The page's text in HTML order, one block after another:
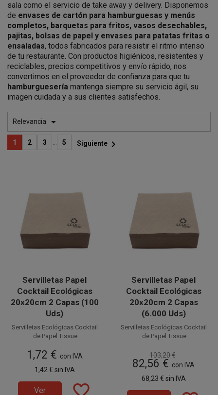
sala como el servicio de take away y delivery. Disponemos
de envases de cartón para hamburguesas y menús
completos, barquetas para fritos, vasos desechables,
pajitas, bolsas de papel y envases para patatas fritas o
ensaladas, todos fabricados para resistir el ritmo intenso
de tu restaurante. Con productos higiénicos, resistentes y
reciclables, precios competitivos y envío rápido, nos
convertimos en el proveedor de confianza para que tu
hamburguesería mantenga siempre su servicio ágil, su
imagen cuidada y a sus clientes satisfechos.
Relevancia 
1 2 3 … 5 Siguiente 
Servilletas Papel
Cocktail Ecológicas
20x20cm 2 Capas (100
Uds)
Servilletas Ecológicas Cocktail
de Papel Tissue
20 x 20 cm, suaves y
Catering, Bares, Fiestas,
Restaurantes, etc.
Disponible a la venta en
paquetes de 100 unidades.
1,72 € con IVA
1,42 € sin IVA
Ver favorite_border
Servilletas Papel
Cocktail Ecológicas
20x20cm 2 Capas
(6.000 Uds)
Servilletas Ecológicas Cocktail
de Papel Tissue
20 x 20 cm, suaves y
resistentes. Perfectas para
Restaurantes, etc.
Disponible a la venta en cajas
de 6.000 unidades, distribuidas
en 60 paquetes de 100
103,20 €
82,56 € con IVA
68,23 € sin IVA